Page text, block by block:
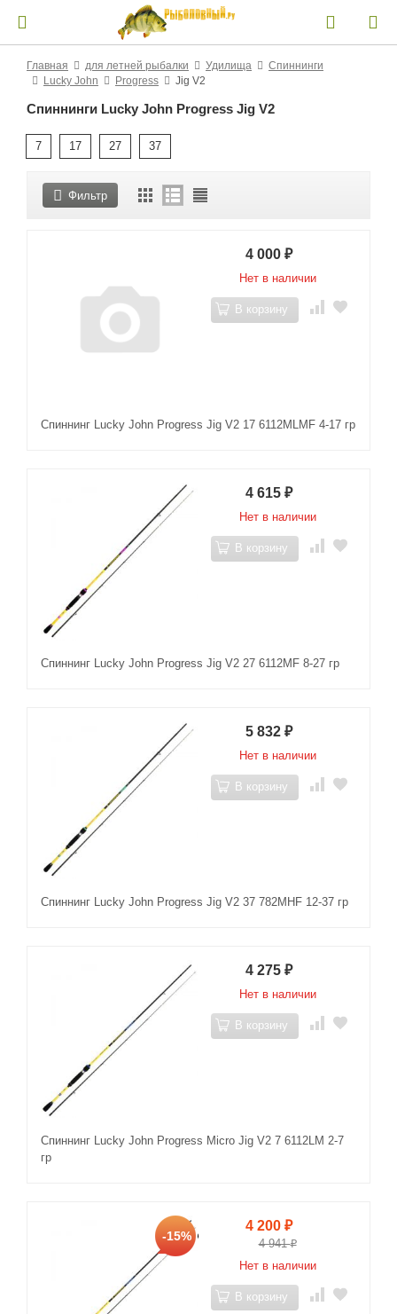
Главная для летней рыбалки Удилища
Спиннинги
Lucky John
Progress Jig V2
Спиннинги Lucky John Progress Jig V2
7 17 27 37
Фильтр
Спиннинг Lucky John Progress Jig V2 17 6112MLMF 4-17 гр
4 000 ₽
Нет в наличии
В корзину
Спиннинг Lucky John Progress Jig V2 27 6112MF 8-27 гр
4 615 ₽
Нет в наличии
В корзину
Спиннинг Lucky John Progress Jig V2 37 782MHF 12-37 гр
5 832 ₽
Нет в наличии
В корзину
Спиннинг Lucky John Progress Micro Jig V2 7 6112LM 2-7
гр
4 275 ₽
Нет в наличии
В корзину
-15%
4 200 ₽
4 941₽
Нет в наличии
В корзину